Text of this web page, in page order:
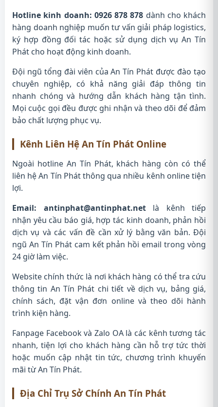
Hotline kinh doanh: 0926 878 878 dành cho khách
hàng doanh nghiệp muốn tư vấn giải pháp logistics,
ký hợp đồng đối tác hoặc sử dụng dịch vụ An Tín
Phát cho hoạt động kinh doanh.
Đội ngũ tổng đài viên của An Tín Phát được đào tạo
chuyên nghiệp, có khả năng giải đáp thông tin
nhanh chóng và hướng dẫn khách hàng tận tình.
Mọi cuộc gọi đều được ghi nhận và theo dõi để đảm
bảo chất lượng phục vụ.
Kênh Liên Hệ An Tín Phát Online
Ngoài hotline An Tín Phát, khách hàng còn có thể
liên hệ An Tín Phát thông qua nhiều kênh online tiện
lợi.
Email: antinphat@antinphat.netlà kênh tiếp
nhận yêu cầu báo giá, hợp tác kinh doanh, phản hồi
dịch vụ và các vấn đề cần xử lý bằng văn bản. Đội
ngũ An Tín Phát cam kết phản hồi email trong vòng
24 giờ làm việc.
Website chính thức là nơi khách hàng có thể tra cứu
thông tin An Tín Phát chi tiết về dịch vụ, bảng giá,
chính sách, đặt vận đơn online và theo dõi hành
trình kiện hàng.
Fanpage Facebook và Zalo OA là các kênh tương tác
nhanh, tiện lợi cho khách hàng cần hỗ trợ tức thời
hoặc muốn cập nhật tin tức, chương trình khuyến
mãi từ An Tín Phát.
Địa Chỉ Trụ Sở Chính An Tín Phát